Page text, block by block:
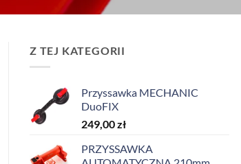
Z TEJ KATEGORII
Przyssawka MECHANIC
DuoFIX
249,00zł
PRZYSSAWKA